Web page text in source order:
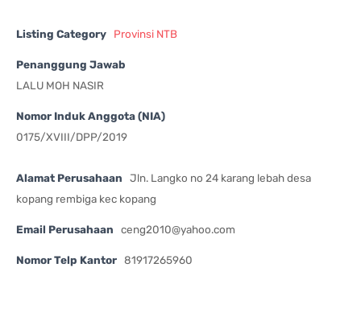
Listing Category Provinsi NTB
Penanggung Jawab
LALU MOH NASIR
Nomor Induk Anggota (NIA)
0175/XVIII/DPP/2019
Alamat Perusahaan
Jln. Langko no 24 karang lebah desa
kopang rembiga kec kopang
Email Perusahaan ceng2010@yahoo.com
Nomor Telp Kantor 81917265960